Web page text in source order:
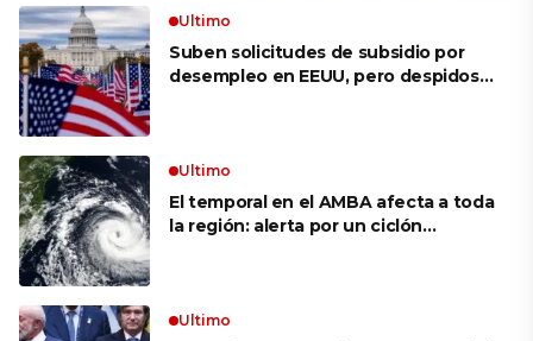
Ultimo
Suben solicitudes de subsidio por
desempleo en EEUU, pero despidos
Ultimo
El temporal en el AMBA afecta a toda
la región: alerta por un ciclón
Ultimo